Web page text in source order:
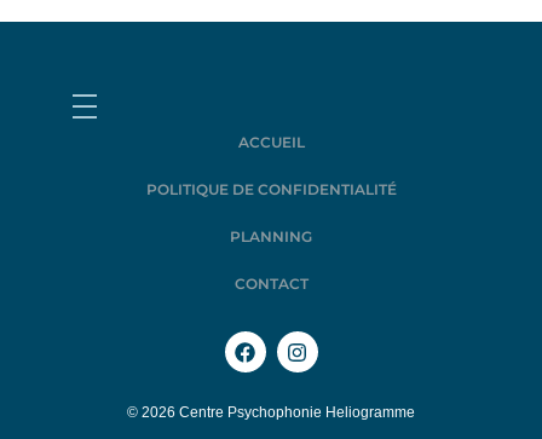
ACCUEIL
POLITIQUE DE CONFIDENTIALITÉ
PLANNING
CONTACT
© 2026 Centre Psychophonie Heliogramme